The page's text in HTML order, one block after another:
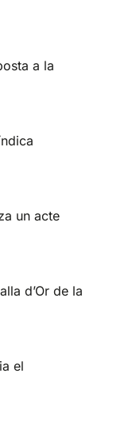
a la
un acte
d’Or de la
el